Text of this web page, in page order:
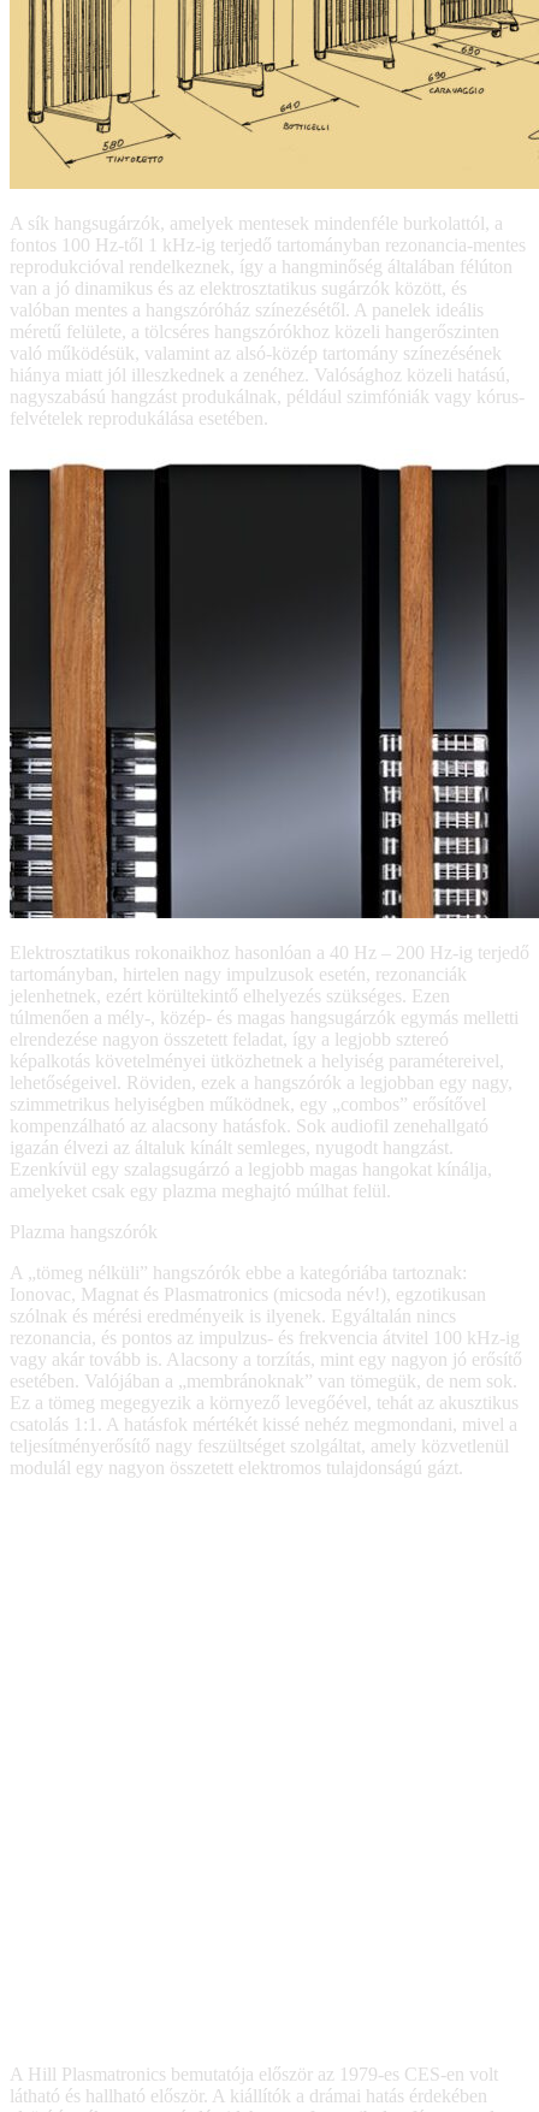
A sík hangsugárzók, amelyek mentesek mindenféle burkolattól, a
fontos 100 Hz-től 1 kHz-ig terjedő tartományban rezonancia-mentes
reprodukcióval rendelkeznek, így a hangminőség általában félúton
van a jó dinamikus és az elektrosztatikus sugárzók között, és
valóban mentes a hangszóróház színezésétől. A panelek ideális
méretű felülete, a tölcséres hangszórókhoz közeli hangerőszinten
való működésük, valamint az alsó-közép tartomány színezésének
hiánya miatt jól illeszkednek a zenéhez. Valósághoz közeli hatású,
nagyszabású hangzást produkálnak, például szimfóniák vagy kórus-
felvételek reprodukálása esetében.
Elektrosztatikus rokonaikhoz hasonlóan a 40 Hz – 200 Hz-ig terjedő
tartományban, hirtelen nagy impulzusok esetén, rezonanciák
jelenhetnek, ezért körültekintő elhelyezés szükséges. Ezen
túlmenően a mély-, közép- és magas hangsugárzók egymás melletti
elrendezése nagyon összetett feladat, így a legjobb sztereó
képalkotás követelményei ütközhetnek a helyiség paramétereivel,
lehetőségeivel. Röviden, ezek a hangszórók a legjobban egy nagy,
szimmetrikus helyiségben működnek, egy „combos” erősítővel
kompenzálható az alacsony hatásfok. Sok audiofil zenehallgató
igazán élvezi az általuk kínált semleges, nyugodt hangzást.
Ezenkívül egy szalagsugárzó a legjobb magas hangokat kínálja,
amelyeket csak egy plazma meghajtó múlhat felül.
Plazma hangszórók
A „tömeg nélküli” hangszórók ebbe a kategóriába tartoznak:
Ionovac, Magnat és Plasmatronics (micsoda név!), egzotikusan
szólnak és mérési eredményeik is ilyenek. Egyáltalán nincs
rezonancia, és pontos az impulzus- és frekvencia átvitel 100 kHz-ig
vagy akár tovább is. Alacsony a torzítás, mint egy nagyon jó erősítő
esetében. Valójában a „membránoknak” van tömegük, de nem sok.
Ez a tömeg megegyezik a környező levegőével, tehát az akusztikus
csatolás 1:1. A hatásfok mértékét kissé nehéz megmondani, mivel a
teljesítményerősítő nagy feszültséget szolgáltat, amely közvetlenül
modulál egy nagyon összetett elektromos tulajdonságú gázt.
A Hill Plasmatronics bemutatója először az 1979-es CES-en volt
látható és hallható először. A kiállítók a drámai hatás érdekében